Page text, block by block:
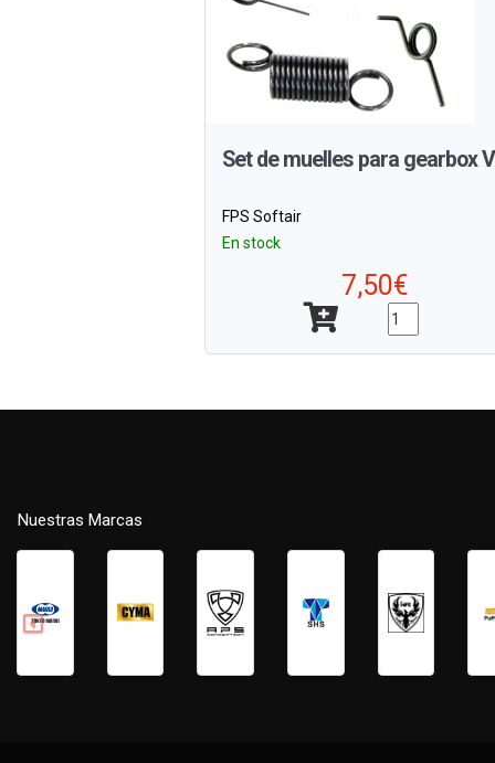
Set de muelles para gearbox
FPS Softair
En stock
7,50€
Nuestras Marcas